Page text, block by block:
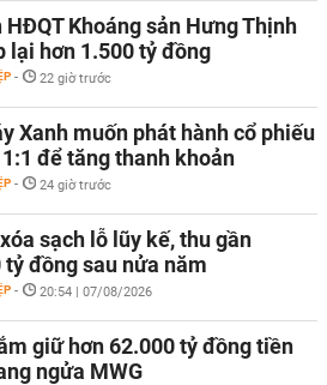
HĐQT Khoáng sản Hưng Thịnh
lại hơn 1.500 tỷ đồng
- 22 giờ trước
Xanh muốn phát hành cổ phiếu
để tăng thanh khoản
- 24 giờ trước
sạch lỗ lũy kế, thu gần
tỷ đồng sau nửa năm
- 20:54 | 07/08/2026
giữ hơn 62.000 tỷ đồng tiền
ngửa MWG